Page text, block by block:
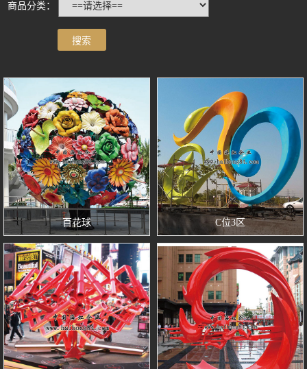
商品分类：
百花球 C位3区